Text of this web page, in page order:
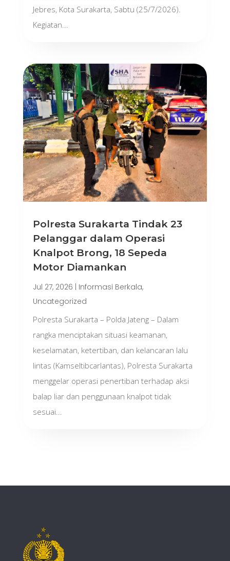
Jebres, Kota Surakarta, Sabtu (25/7/2026).
Kegiatan...
Polresta Surakarta Tindak 23
Pelanggar dalam Operasi
Knalpot Brong, 18 Sepeda
Motor Diamankan
Jul 27, 2026 | Informasi Berkala,
Uncategorized
Polresta Surakarta – Polda Jateng – Dalam
rangka menciptakan situasi keamanan,
keselamatan, ketertiban, dan kelancaran lalu
lintas (Kamseltibcarlantas), Polresta Surakarta
menggelar operasi penertiban terhadap aksi
balap liar dan penggunaan knalpot tidak
sesuai...